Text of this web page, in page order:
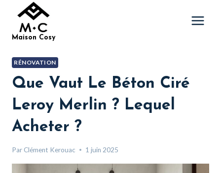
contenu
Maison Cosy
RÉNOVATION
Que Vaut Le Béton Ciré
Leroy Merlin ? Lequel
Acheter ?
Par Clément Kerouac 1 juin 2025